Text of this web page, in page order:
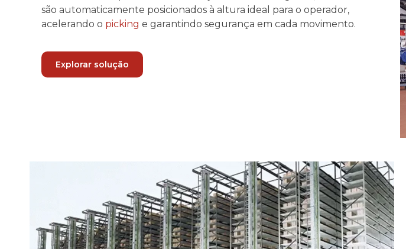
são automaticamente posicionados à altura ideal para o operador,
acelerando o picking e garantindo segurança em cada movimento.
Explorar solução